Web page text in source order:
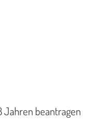
Jahren beantragen